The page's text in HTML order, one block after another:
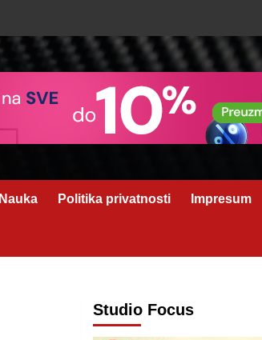
Nauka Politika privatnosti Impresum
Studio Focus